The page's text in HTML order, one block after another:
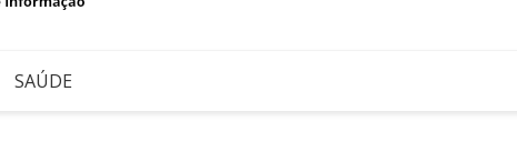
SAÚDE